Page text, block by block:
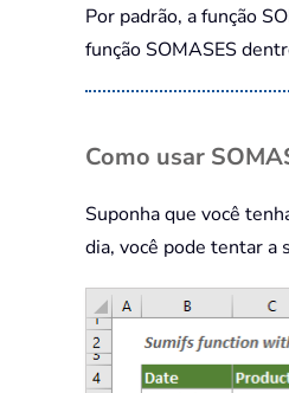
Por padrão, a função
função SOMASES
Como usar
Suponha que você
dia, você pode tentar a